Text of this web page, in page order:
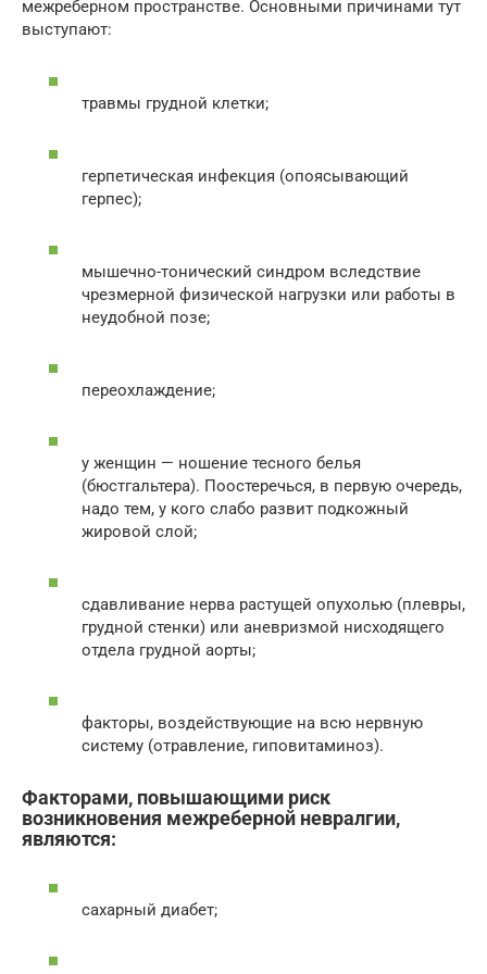
межреберном пространстве. Основными причинами тут
выступают:
травмы грудной клетки;
герпетическая инфекция (опоясывающий
герпес);
мышечно-тонический синдром вследствие
чрезмерной физической нагрузки или работы в
неудобной позе;
переохлаждение;
у женщин — ношение тесного белья
(бюстгальтера). Поостеречься, в первую очередь,
надо тем, у кого слабо развит подкожный
жировой слой;
сдавливание нерва растущей опухолью (плевры,
грудной стенки) или аневризмой нисходящего
отдела грудной аорты;
факторы, воздействующие на всю нервную
систему (отравление, гиповитаминоз).
Факторами, повышающими риск
возникновения межреберной невралгии,
являются:
сахарный диабет;